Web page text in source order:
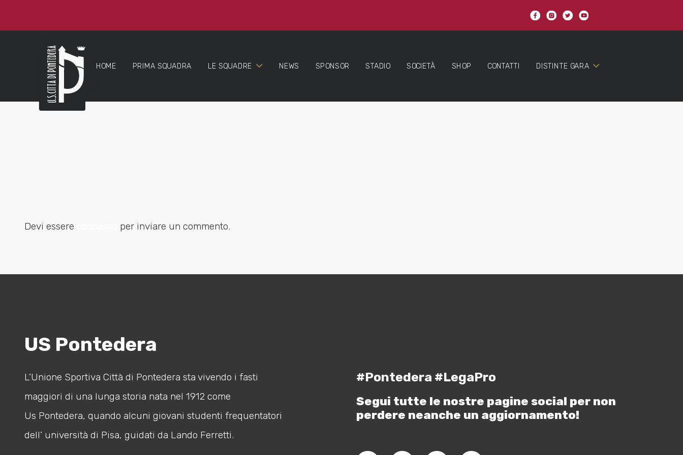
HOME PRIMA SQUADRA LE SQUADRE NEWS SPONSOR STADIO SOCIETÀ SHOP CONTATTI DISTINTE GARA
Devi essere per inviare un commento.
US Pontedera
L’Unione Sportiva Città di Pontedera sta vivendo i fasti
maggiori di una lunga storia nata nel 1912 come
Us Pontedera, quando alcuni giovani studenti frequentatori
dell’ università di Pisa, guidati da Lando Ferretti.
#Pontedera #LegaPro
Segui tutte le nostre pagine social per non
perdere neanche un aggiornamento!